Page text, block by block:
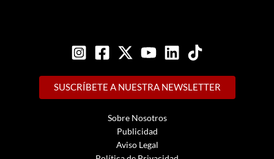
SUSCRÍBETE A NUESTRA NEWSLETTER
Sobre Nosotros
Publicidad
Aviso Legal